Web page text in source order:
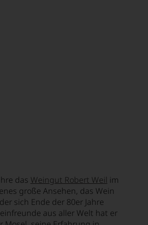
das Weingut Robert Weil im
große Ansehen, das Wein
sich Ende der 80er Jahre
aus aller Welt hat er